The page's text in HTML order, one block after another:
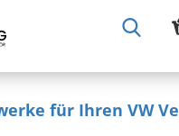
für Ihren VW